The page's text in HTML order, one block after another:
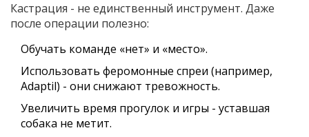
Кастрация - не единственный инструмент. Даже
после операции полезно:
Обучать команде «нет» и «место».
Использовать феромонные спреи (например,
Adaptil) - они снижают тревожность.
Увеличить время прогулок и игры - уставшая
собака не метит.